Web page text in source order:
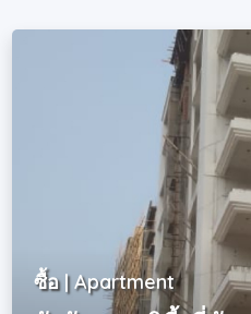
ซื้อ | Apartment